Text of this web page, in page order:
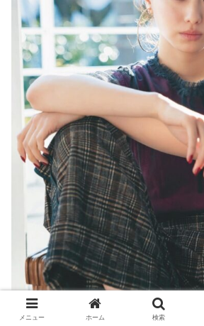
メニュー ホーム 検索